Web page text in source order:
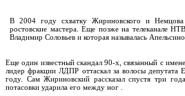
В 2004 году схватку Жириновского и Немцова
ростовские мастера. Еще позже на телеканале
Владимир Соловьев и которая называлась
Еще один известный скандал 90-х, связанный с
лидер фракции ЛДПР оттаскал за волосы
году. Сам Жириновский рассказал спустя три
потасовки ударила его между ног .